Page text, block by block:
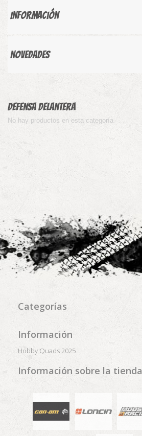
Información
Novedades
Defensa delantera
No hay productos en esta categoría
Categorías
Información
Hobby Quads 2025
Información sobre la tienda